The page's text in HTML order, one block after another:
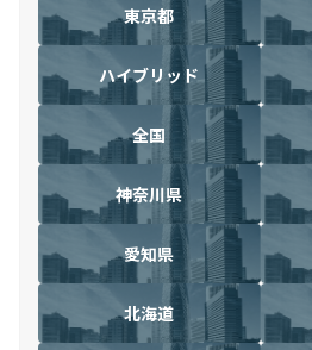
東京都
ハイブリッド
全国
神奈川県
愛知県
北海道